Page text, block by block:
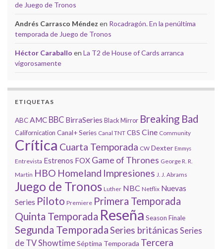
de Juego de Tronos
Andrés Carrasco Méndez en Rocadragón. En la penúltima
temporada de Juego de Tronos
Héctor Caraballo en La T2 de House of Cards arranca
vigorosamente
ETIQUETAS
ABCAMC BBC BirraSeries Black Mirror Breaking Bad
Californication Canal+ Series Canal TNT CBS Cine Community
Crítica Cuarta Temporada CW Dexter Emmys
Entrevista Estrenos FOX Game of Thrones George R. R.
Martin HBO Homeland Impresiones J. J. Abrams
Juego de Tronos Luther NBC Netflix Nuevas
Series Piloto Premiere Primera Temporada
Quinta Temporada Reseña Season Finale
Segunda TemporadaSeries británicas Series
de TVShowtimeSéptima Temporada Tercera